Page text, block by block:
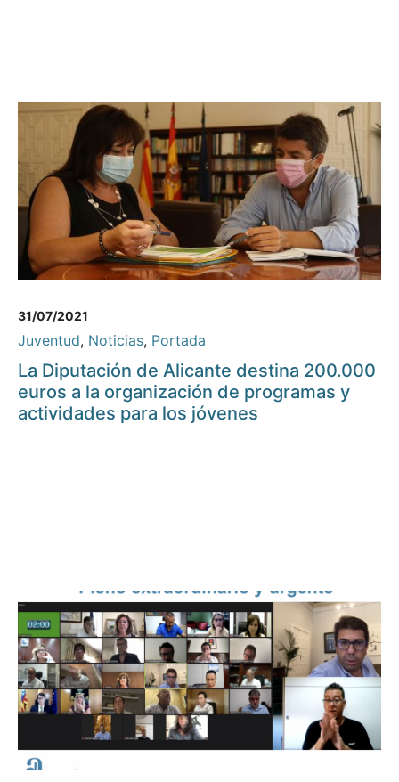
31/07/2021
Juventud, Noticias, Portada
La Diputación de Alicante destina 200.000
euros a la organización de programas y
actividades para los jóvenes